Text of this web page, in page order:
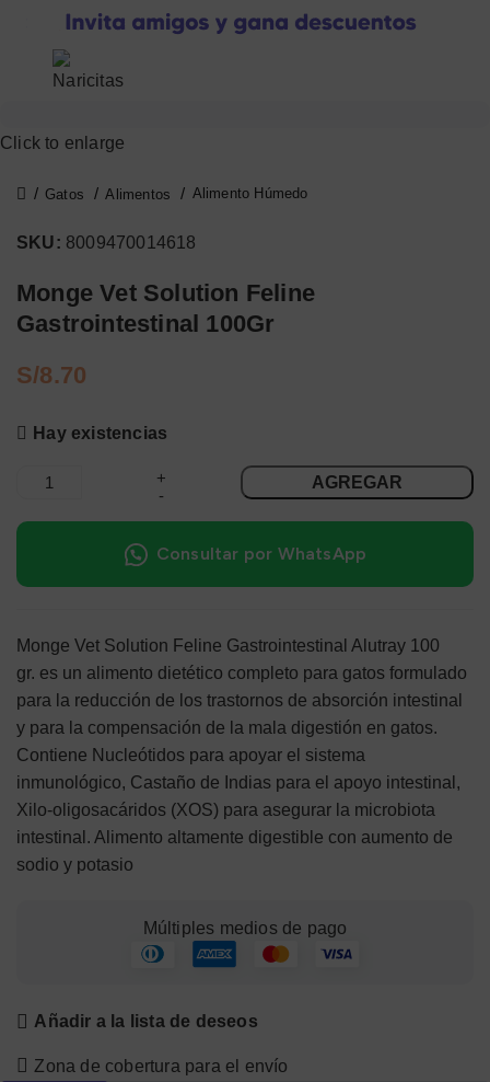
Click to enlarge
Gatos Alimentos Alimento Húmedo
SKU: 8009470014618
Monge Vet Solution Feline
Gastrointestinal 100Gr
S/
Hay existencias
AGREGAR
Consultar por WhatsApp
Monge Vet Solution Feline Gastrointestinal Alutray 100
gr. es un alimento dietético completo para gatos formulado
para la reducción de los trastornos de absorción intestinal
y para la compensación de la mala digestión en gatos.
Contiene Nucleótidos para apoyar el sistema
inmunológico, Castaño de Indias para el apoyo intestinal,
Xilo-oligosacáridos (XOS) para asegurar la microbiota
intestinal. Alimento altamente digestible con aumento de
sodio y potasio
Múltiples medios de pago
Añadir a la lista de deseos
Zona de cobertura para el envío